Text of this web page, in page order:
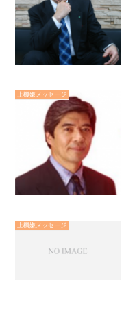
上機嫌メッセージ
上機嫌メッセージ